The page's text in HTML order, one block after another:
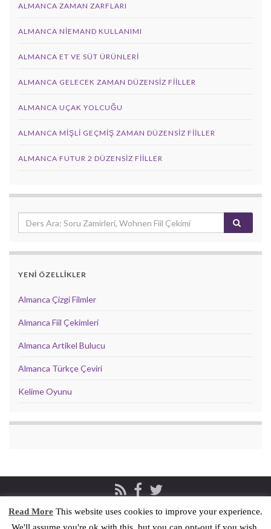
ALMANCA ZAMAN ZARFLARI
ALMANCA NIEMAND KULLANIMI
ALMANCA ET VE SÜT ÜRÜNLERI
ALMANCA GELECEK ZAMAN DÜZENSIZ FIILLER
ALMANCA UÇAK YOLCUĞU
ALMANCA MIŞLI GEÇMIŞ ZAMAN DÜZENSIZ FIILLER
ALMANCA FUTUR 2 DÜZENSIZ FIILLER
YENİ ÖZELLİKLER
Almanca Çizgi Filmler
Almanca Fiil Çekimleri
Almanca Artikel Bulucu
Almanca Türkçe Çeviri
Kelime Oyunu
Privacy & Cookies Policy İletişim
Read More This website uses cookies to improve your experience.